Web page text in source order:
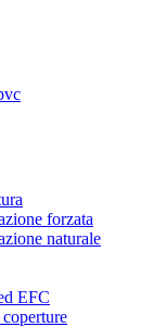
forzata
naturale
EFC